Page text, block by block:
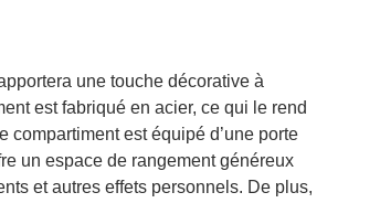
une touche décorative à
est fabriqué en acier, ce qui le rend
compartiment est équipé d’une porte
un espace de rangement généreux
et autres effets personnels. De plus,